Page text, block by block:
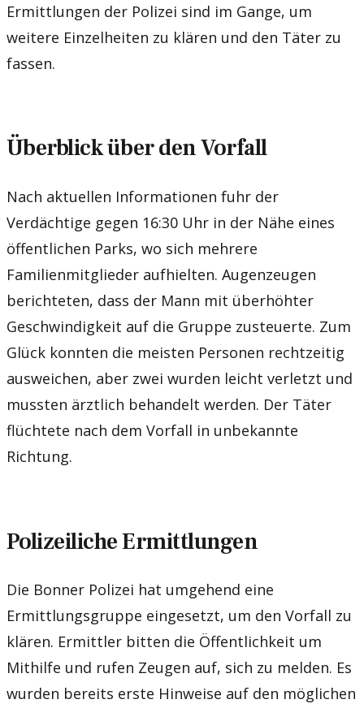
Ermittlungen der Polizei sind im Gange, um
weitere Einzelheiten zu klären und den Täter zu
fassen.
Überblick über den Vorfall
Nach aktuellen Informationen fuhr der
Verdächtige gegen 16:30 Uhr in der Nähe eines
öffentlichen Parks, wo sich mehrere
Familienmitglieder aufhielten. Augenzeugen
berichteten, dass der Mann mit überhöhter
Geschwindigkeit auf die Gruppe zusteuerte. Zum
Glück konnten die meisten Personen rechtzeitig
ausweichen, aber zwei wurden leicht verletzt und
mussten ärztlich behandelt werden. Der Täter
flüchtete nach dem Vorfall in unbekannte
Richtung.
Polizeiliche Ermittlungen
Die Bonner Polizei hat umgehend eine
Ermittlungsgruppe eingesetzt, um den Vorfall zu
klären. Ermittler bitten die Öffentlichkeit um
Mithilfe und rufen Zeugen auf, sich zu melden. Es
wurden bereits erste Hinweise auf den möglichen